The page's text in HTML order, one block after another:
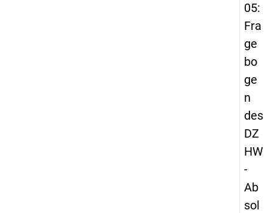
05:
Fra
ge
bo
ge
n
des
DZ
HW
-
Ab
sol